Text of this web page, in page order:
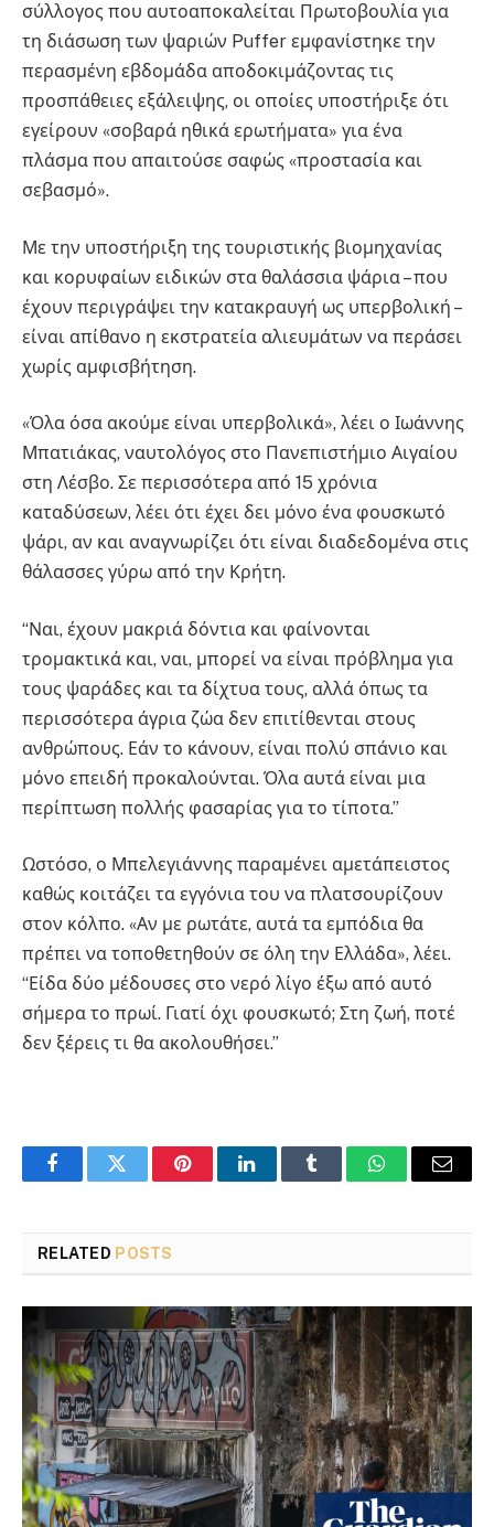
σύλλογος που αυτοαποκαλείται Πρωτοβουλία για
τη διάσωση των ψαριών Puffer εμφανίστηκε την
περασμένη εβδομάδα αποδοκιμάζοντας τις
προσπάθειες εξάλειψης, οι οποίες υποστήριξε ότι
εγείρουν «σοβαρά ηθικά ερωτήματα» για ένα
πλάσμα που απαιτούσε σαφώς «προστασία και
σεβασμό».
Με την υποστήριξη της τουριστικής βιομηχανίας
και κορυφαίων ειδικών στα θαλάσσια ψάρια – που
έχουν περιγράψει την κατακραυγή ως υπερβολική –
είναι απίθανο η εκστρατεία αλιευμάτων να περάσει
χωρίς αμφισβήτηση.
«Όλα όσα ακούμε είναι υπερβολικά», λέει ο Ιωάννης
Μπατιάκας, ναυτολόγος στο Πανεπιστήμιο Αιγαίου
στη Λέσβο. Σε περισσότερα από 15 χρόνια
καταδύσεων, λέει ότι έχει δει μόνο ένα φουσκωτό
ψάρι, αν και αναγνωρίζει ότι είναι διαδεδομένα στις
θάλασσες γύρω από την Κρήτη.
“Ναι, έχουν μακριά δόντια και φαίνονται
τρομακτικά και, ναι, μπορεί να είναι πρόβλημα για
τους ψαράδες και τα δίχτυα τους, αλλά όπως τα
περισσότερα άγρια ​​ζώα δεν επιτίθενται στους
ανθρώπους. Εάν το κάνουν, είναι πολύ σπάνιο και
μόνο επειδή προκαλούνται. Όλα αυτά είναι μια
περίπτωση πολλής φασαρίας για το τίποτα.”
Ωστόσο, ο Μπελεγιάννης παραμένει αμετάπειστος
καθώς κοιτάζει τα εγγόνια του να πλατσουρίζουν
στον κόλπο. «Αν με ρωτάτε, αυτά τα εμπόδια θα
πρέπει να τοποθετηθούν σε όλη την Ελλάδα», λέει.
“Είδα δύο μέδουσες στο νερό λίγο έξω από αυτό
σήμερα το πρωί. Γιατί όχι φουσκωτό; Στη ζωή, ποτέ
δεν ξέρεις τι θα ακολουθήσει.”
FacebookTwitter PinterestLinkedInTumblr WhatsAppEmail
RELATED POSTS